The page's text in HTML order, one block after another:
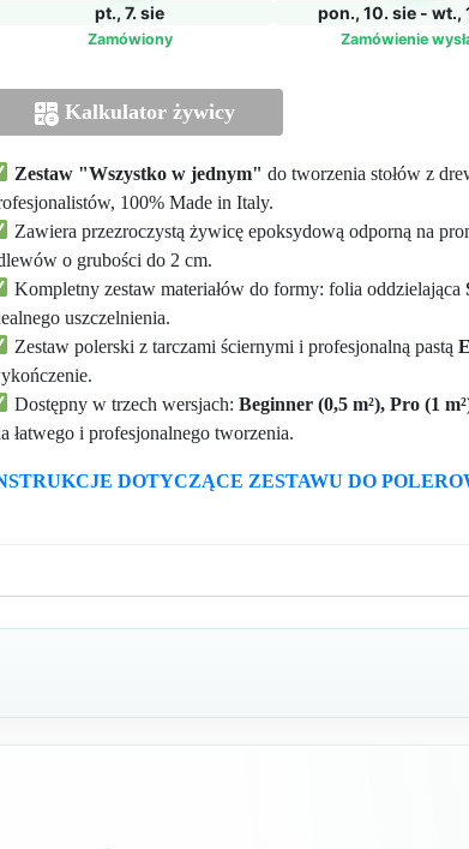
pt., 7. sie
Zamówiony
pon., 10. sie - wt.,
Zamówienie
Kalkulator żywicy
Zestaw "Wszystko w jednym" do tworzenia stołów z
100% Made in Italy.
Zawiera przezroczystą żywicę epoksydową odporną na
o grubości do 2 cm.
Kompletny zestaw materiałów do formy: folia oddzielająca
uszczelnienia.
Zestaw polerski z tarczami ściernymi i profesjonalną pastą
Dostępny w trzech wersjach: Beginner (0,5 m²), Pro (1
łatwego i profesjonalnego tworzenia.
DOTYCZĄCE ZESTAWU DO